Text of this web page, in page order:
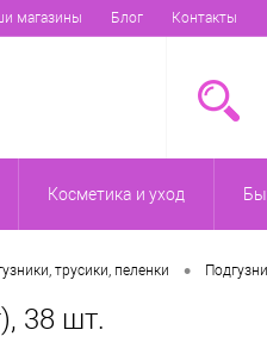
магазины Блог Контакты
Косметика и уход
трусики, пеленки •
38 шт.